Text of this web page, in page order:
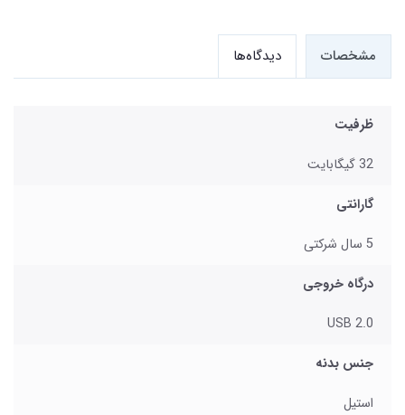
مشخصات دیدگاه‌ها
ظرفیت
32 گیگابایت
گارانتی
5 سال شرکتی
درگاه خروجی
USB 2.0
جنس بدنه
استیل